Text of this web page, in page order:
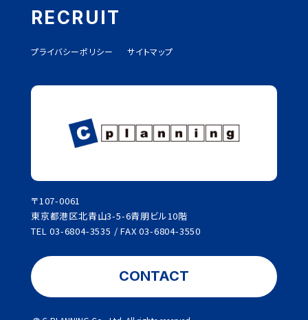
〒107-0061
東京都港区北青山3-5-6青朋ビル10階
TEL03-6804-3535 / FAX03-6804-3550
CONTACT
RECRUIT
プライバシーポリシー サイトマップ